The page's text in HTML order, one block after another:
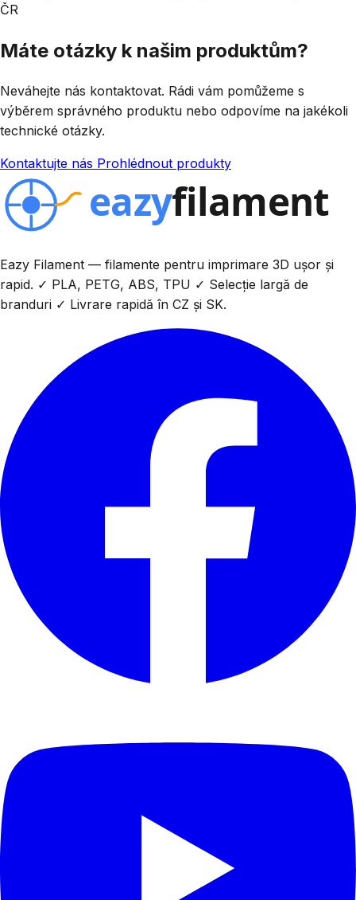
ČR
Máte otázky k našim produktům?
Neváhejte nás kontaktovat. Rádi vám pomůžeme s
výběrem správného produktu nebo odpovíme na jakékoli
technické otázky.
Kontaktujte nás Prohlédnout produkty
Eazy Filament — filamente pentru imprimare 3D ușor și
rapid. ✓ PLA, PETG, ABS, TPU ✓ Selecție largă de
branduri ✓ Livrare rapidă în CZ și SK.